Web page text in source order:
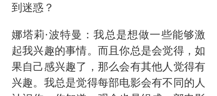
到迷惑？
娜塔莉·波特曼：我总是想做一些能够激
起我兴趣的事情。而且你总是会觉得，如
果自己感兴趣了，那么会有其他人觉得有
兴趣。我总是觉得每部电影会有不同的人